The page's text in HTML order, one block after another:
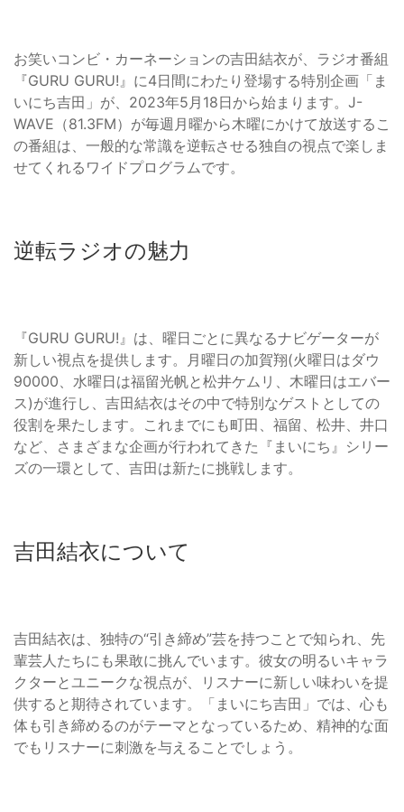
お笑いコンビ・カーネーションの吉田結衣が、ラジオ番組
『GURU GURU!』に4日間にわたり登場する特別企画「ま
いにち吉田」が、2023年5月18日から始まります。J-
WAVE（81.3FM）が毎週月曜から木曜にかけて放送するこ
の番組は、一般的な常識を逆転させる独自の視点で楽しま
せてくれるワイドプログラムです。
逆転ラジオの魅力
『GURU GURU!』は、曜日ごとに異なるナビゲーターが
新しい視点を提供します。月曜日の加賀翔(火曜日はダウ
90000、水曜日は福留光帆と松井ケムリ、木曜日はエバー
ス)が進行し、吉田結衣はその中で特別なゲストとしての
役割を果たします。これまでにも町田、福留、松井、井口
など、さまざまな企画が行われてきた『まいにち』シリー
ズの一環として、吉田は新たに挑戦します。
吉田結衣について
吉田結衣は、独特の“引き締め”芸を持つことで知られ、先
輩芸人たちにも果敢に挑んでいます。彼女の明るいキャラ
クターとユニークな視点が、リスナーに新しい味わいを提
供すると期待されています。「まいにち吉田」では、心も
体も引き締めるのがテーマとなっているため、精神的な面
でもリスナーに刺激を与えることでしょう。